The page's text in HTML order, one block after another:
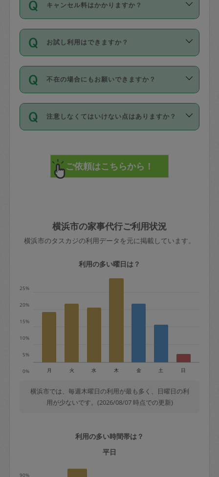
日本語も話せる方など様々です。
ールに記載していますので、各自の得意
を依頼してください。
現場トライアルを受け、合格したタスカ
ジさんが活動されています。
※テストセンターの講評は１件目のレビュ
参考
【詳細】タスカジさんの登録に際
です。作業中に物を壊したり、人にけが
をさせたりした場合が対象で、補償金額
す。
写真を撮り、
詳細FAQ：
損害賠償保険について教えて
以降）の日時から受付可能となっていま
す。
タスカジさんへ「募集」をかけることが
可能です。
キャンセル料はかかりますか？
キャンセル料には、以下の2種類がありま
す。
1. 直前キャンセル（定期、スポット契約
共通）
72時間を超える※と、以下のキャンセル
料が発生します。
直前キャンセル料：
72時間前〜24時間前＝依頼料金の50%
依頼者不在による当日キャンセル＝依頼
金額の100%＋交通費全額
※例：依頼日時／土曜日午前9時開始の場
50%
金曜日9時～土曜日8時まで＝依頼金額の
＋交通費全額
依頼者不在による当日キャンセル＝依頼
金額の100%＋交通費全額
定期契約をキャンセルする場合、毎週定
期は月2回まで隔週定期は月1回までキャ
お試し利用はできますか？
「お試し利用」というメニューはありま
せんが、「一回のみ」依頼を活用するこ
とによって、気に入ったタスカジさんを
まず、条件の合う気になるタスカジさ
みてください。
その後、一番気に入ったタスカジさんに
不在の場合にもお願いできますか？
不在の場合の作業はタスカジさんの同意
が必要です。数回の依頼ののち、タスカ
ジさんと依頼者の間で十分な信頼関係が
てください。
不在時に部屋に入るためにタスカジさん
きた場合は損害保険の対象外となるので
ご注意ください。
注意しなくてはいけない点はありますか？
で、必ず鍵のかかるロッカーや金庫に入
れて依頼者の責任の元管理するよう心掛
けてください。
玉、など
あわせてこちらも参照ください：初めて
はありますか？
横浜市の家事代行ご利用状況
横浜市のタスカジの利用データを元に掲載しています。
利用の多い曜日は？
0%
5%
10%
15%
20%
25%
月 火 水 木 金 土 日
横浜市では、毎週木曜日の利用が最も多く、日曜日の利
用が少ないです。(2026/08/07 時点での更新)
利用の多い時間帯は？
平日
90%